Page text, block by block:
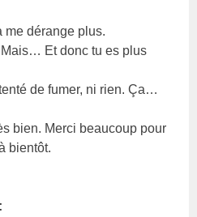
me dérange plus.
Et donc tu es plus
de fumer, ni rien. Ça…
bien. Merci beaucoup pour
bientôt.